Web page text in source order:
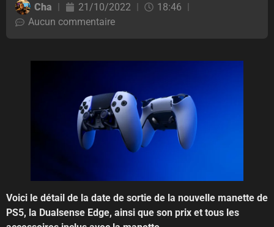
Cha 21/10/2022
18:46
Aucun commentaire
Voici le détail de la date de sortie de la nouvelle manette de
PS5, la Dualsense Edge, ainsi que son prix et tous les